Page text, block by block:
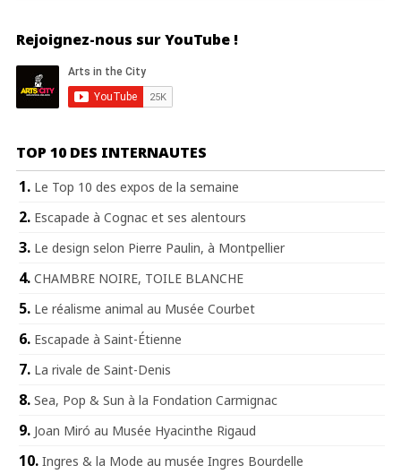
Rejoignez-nous sur YouTube !
TOP 10 DES INTERNAUTES
Le Top 10 des expos de la semaine
Escapade à Cognac et ses alentours
Le design selon Pierre Paulin, à Montpellier
CHAMBRE NOIRE, TOILE BLANCHE
Le réalisme animal au Musée Courbet
Escapade à Saint-Étienne
La rivale de Saint-Denis
Sea, Pop & Sun à la Fondation Carmignac
Joan Miró au Musée Hyacinthe Rigaud
Ingres & la Mode au musée Ingres Bourdelle